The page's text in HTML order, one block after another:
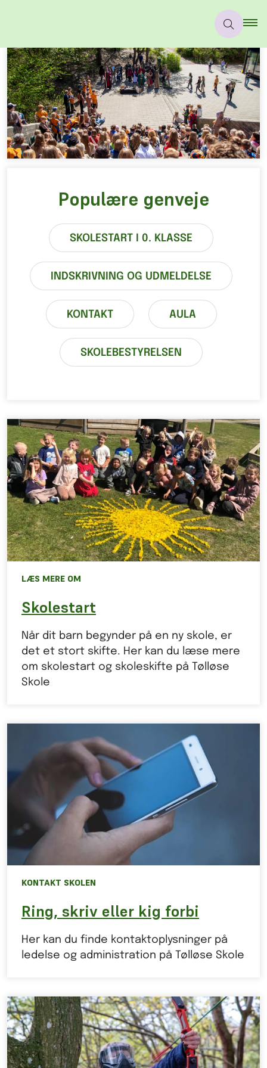
Populære genveje
SKOLESTART I 0. KLASSE
INDSKRIVNING OG UDMELDELSE
KONTAKT AULA
SKOLEBESTYRELSEN
LÆS MERE OM
Skolestart
Når dit barn begynder på en ny skole, er
det et stort skifte. Her kan du læse mere
om skolestart og skoleskifte på Tølløse
Skole
KONTAKT SKOLEN
Ring, skriv eller kig forbi
Her kan du finde kontaktoplysninger på
ledelse og administration på Tølløse Skole